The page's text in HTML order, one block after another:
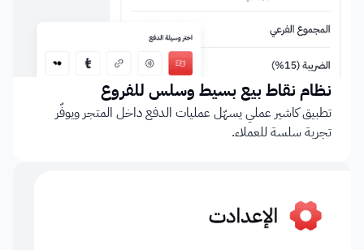
نظام نقاط بيع بسيط وسلس للفروع
تجربة سلسة للعملاء.